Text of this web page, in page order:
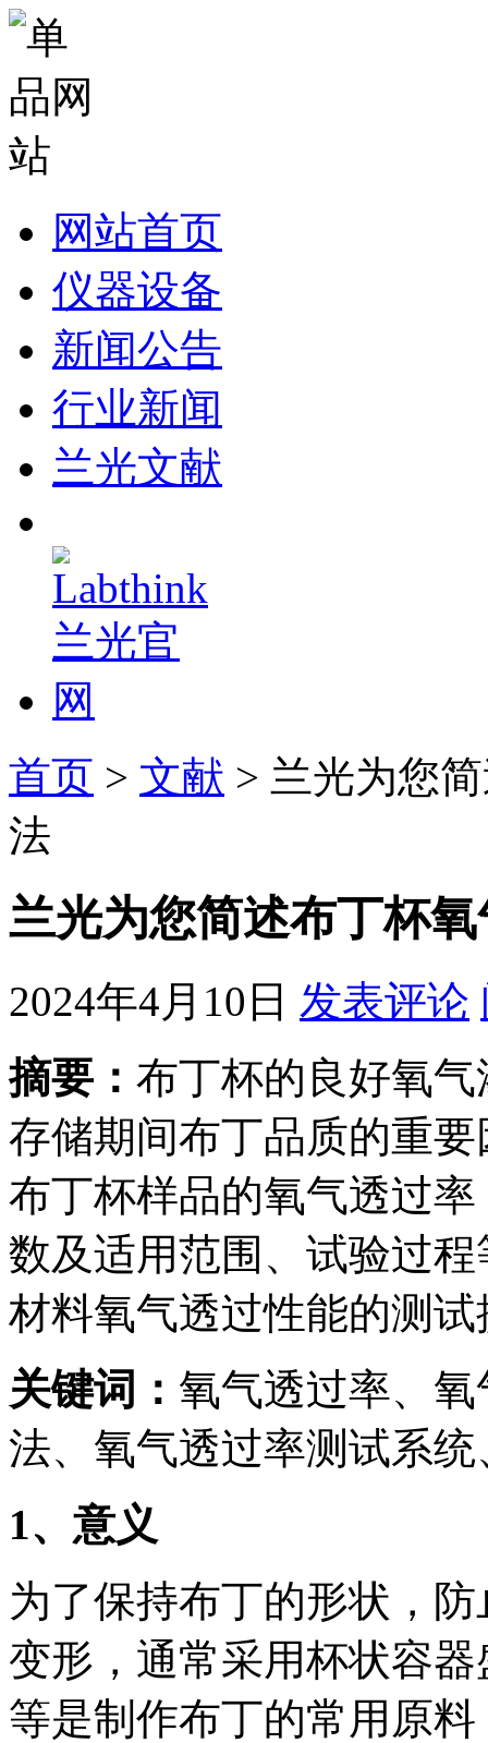
网站首页
仪器设备
新闻公告
行业新闻
兰光文献
首页 > 文献 > 兰光为您
法
兰光为您简述布丁杯
2024年4月10日 发表评论
摘要： 布丁杯的良好氧
存储期间布丁品质的重
布丁杯样品的氧气透过
数及适用范围、试验过
材料氧气透过性能的测
关键词： 氧气透过率、
法、氧气透过率测试系
1、意义
为了保持布丁的形状，
变形，通常采用杯状容
等是制作布丁的常用原